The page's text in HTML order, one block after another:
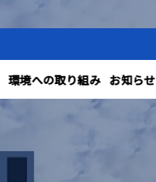
環境への取り組み お知らせ